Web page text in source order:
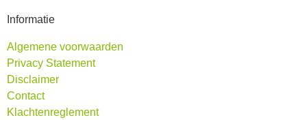
Informatie
Algemene voorwaarden
Privacy Statement
Disclaimer
Contact
Klachtenreglement